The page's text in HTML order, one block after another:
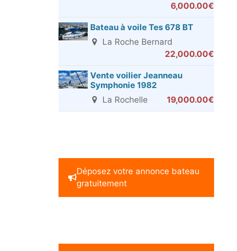
6,000.00€
Bateau à voile Tes 678 BT
La Roche Bernard
22,000.00€
Vente voilier Jeanneau
Symphonie 1982
La Rochelle
19,000.00€
Déposez votre annonce bateau
gratuitement